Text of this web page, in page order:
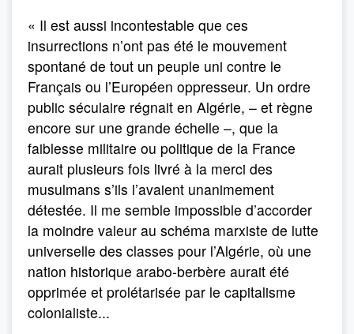
« Il est aussi incontestable que ces
insurrections n’ont pas été le mouvement
spontané de tout un peuple uni contre le
Français ou l’Européen oppresseur. Un ordre
public séculaire régnait en Algérie, – et règne
encore sur une grande échelle –, que la
faiblesse militaire ou politique de la France
aurait plusieurs fois livré à la merci des
musulmans s’ils l’avaient unanimement
détestée. Il me semble impossible d’accorder
la moindre valeur au schéma marxiste de lutte
universelle des classes pour l’Algérie, où une
nation historique arabo-berbère aurait été
opprimée et prolétarisée par le capitalisme
colonialiste...